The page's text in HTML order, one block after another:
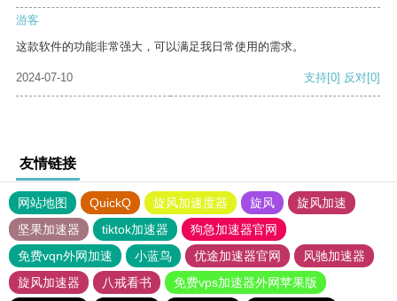
游客
这款软件的功能非常强大，可以满足我日常使用的需求。
2024-07-10 支持[0] 反对[0]
友情链接
网站地图 QuickQ 旋风加速度器 旋风
旋风加速
坚果加速器
tiktok加速器
狗急加速器官网
免费vqn外网加速
小蓝鸟 优途加速器官网
风驰加速器
旋风加速器
八戒看书
免费vps加速器外网苹果版